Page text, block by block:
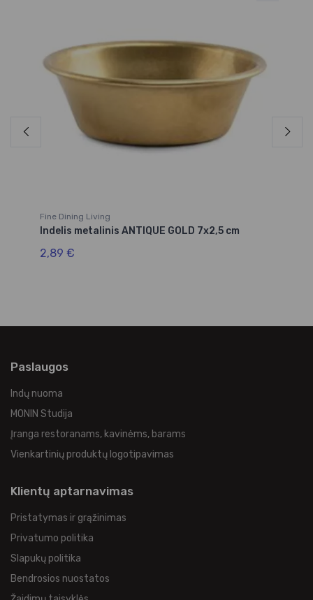
Fine Dining Living
Indelis metalinis ANTIQUE GOLD 7x2,5 cm
2,89 €
Paslaugos
Indų nuoma
MONIN Studija
Įranga restoranams, kavinėms, barams
Vienkartinių produktų logotipavimas
Klientų aptarnavimas
Pristatymas ir grąžinimas
Privatumo politika
Slapukų politika
Bendrosios nuostatos